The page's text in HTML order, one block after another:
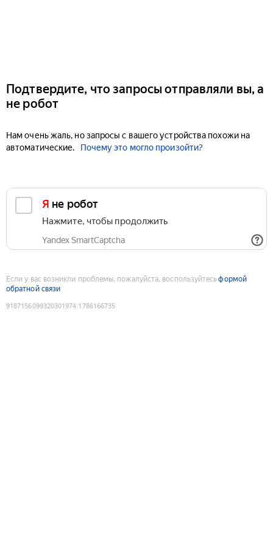
Подтвердите, что запросы отправляли вы, а
не робот
Нам очень жаль, но запросы с вашего устройства похожи на
автоматические.
Почему это могло произойти?
Я не робот
Нажмите, чтобы продолжить
Yandex SmartCaptcha
Если у вас возникли проблемы, пожалуйста, воспользуйтесьформой
обратной связи
9187156099320301974:1786166735